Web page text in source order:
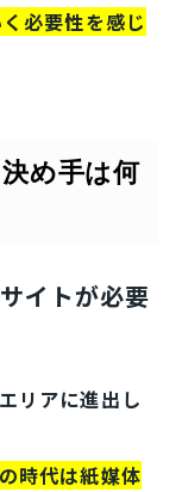
必要性を感じ
め手は何
イトが必要
リアに進出し
時代は紙媒体